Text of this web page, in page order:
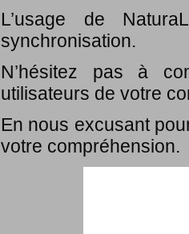
L’usage de
synchronisation.
N’hésitez pas à
utilisateurs de votre
En nous excusant
votre compréhension.